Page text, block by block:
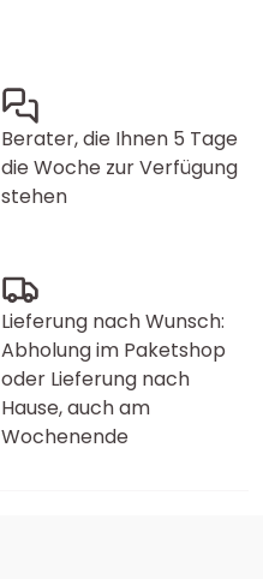
Berater, die Ihnen 5 Tage
die Woche zur Verfügung
stehen
Lieferung nach Wunsch:
Abholung im Paketshop
oder Lieferung nach
Hause, auch am
Wochenende